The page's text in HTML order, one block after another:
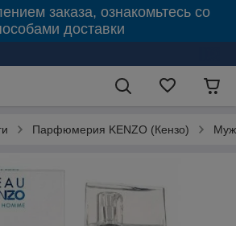
заказа, ознакомьтесь со
доставки
Парфюмерия KENZO (Кензо)